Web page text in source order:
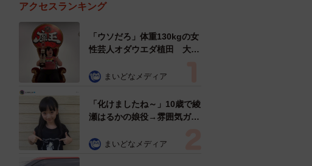
アクセスランキング
「ウソだろ」体重130kgの女
性芸人オダウエダ植田 大学
で」 まいどなメディア
「化けましたね～」10歳で綾
瀬はるかの娘役→雰囲気ガラ
雰囲気が」「宝塚に入れそ
まいどなメディア